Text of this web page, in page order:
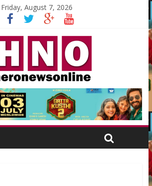
Friday, August 7, 2026